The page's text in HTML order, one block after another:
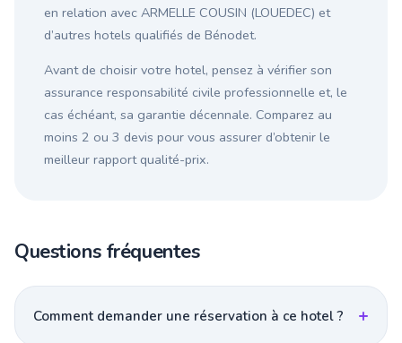
en relation avec ARMELLE COUSIN (LOUEDEC) et
d’autres hotels qualifiés de Bénodet.
Avant de choisir votre hotel, pensez à vérifier son
assurance responsabilité civile professionnelle et, le
cas échéant, sa garantie décennale. Comparez au
moins 2 ou 3 devis pour vous assurer d’obtenir le
meilleur rapport qualité-prix.
Questions fréquentes
Comment demander une réservation à ce hotel ?